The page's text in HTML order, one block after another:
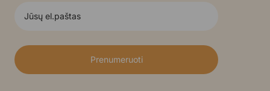
Prenumeruoti